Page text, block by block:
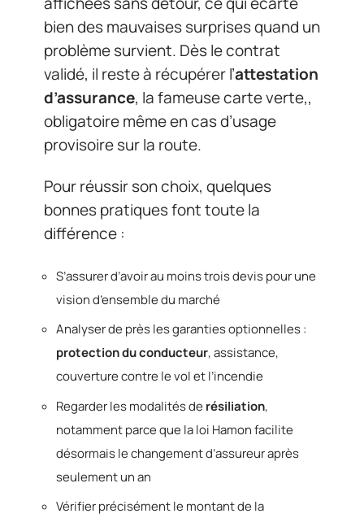
bien des mauvaises surprises quand un
problème survient. Dès le contrat
validé, il reste à récupérer l’attestation
d’assurance, la fameuse carte verte,,
obligatoire même en cas d’usage
provisoire sur la route.
Pour réussir son choix, quelques
bonnes pratiques font toute la
différence :
S’assurer d’avoir au moins trois devis pour une
vision d’ensemble du marché
Analyser de près les garanties optionnelles :
protection du conducteur, assistance,
couverture contre le vol et l’incendie
Regarder les modalités derésiliation,
notamment parce que la loi Hamon facilite
désormais le changement d’assureur après
seulement un an
Vérifier précisément le montant de la